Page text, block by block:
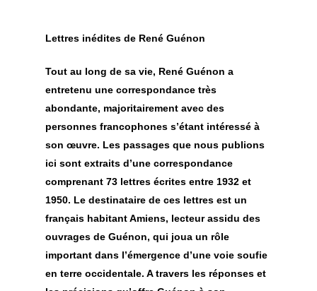
Lettres inédites de René Guénon
Tout au long de sa vie, René Guénon a
entretenu une correspondance très
abondante, majoritairement avec des
personnes francophones s’étant intéressé à
son œuvre. Les passages que nous publions
ici sont extraits d’une correspondance
comprenant 73 lettres écrites entre 1932 et
1950. Le destinataire de ces lettres est un
français habitant Amiens, lecteur assidu des
ouvrages de Guénon, qui joua un rôle
important dans l’émergence d’une voie soufie
en terre occidentale. A travers les réponses et